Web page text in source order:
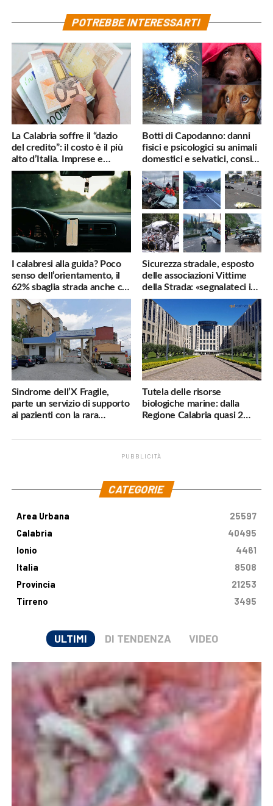
POTREBBE INTERESSARTI
La Calabria soffre il “dazio
del credito”: il costo è il più
alto d’Italia. Imprese e
famiglie penalizzate
Botti di Capodanno: danni
fisici e psicologici su animali
domestici e selvatici, consigli
utili
I calabresi alla guida? Poco
senso dell’orientamento, il
62% sbaglia strada anche col
navigatore
Sicurezza stradale, esposto
delle associazioni Vittime
della Strada: «segnalateci i
pericoli, interverremo
subito»
Sindrome dell’X Fragile,
parte un servizio di supporto
ai pazienti con la rara
Tutela delle risorse
biologiche marine: dalla
Regione Calabria quasi 2
PUBBLICITÀ
CATEGORIE
Area Urbana
25597
Calabria
40495
Ionio
4461
Italia
8508
Provincia
21253
Tirreno
3495
ULTIMI DI TENDENZA VIDEO